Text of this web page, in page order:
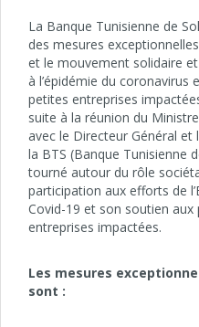
La Banque Tunisienne de
des mesures
et le mouvement solidaire
à l’épidémie du coronavirus
petites entreprises
suite à la réunion du
avec le Directeur Général
la BTS (Banque Tunisienne
tourné autour du rôle
participation aux efforts de
Covid-19 et son soutien
entreprises impactées.
Les mesures
sont :